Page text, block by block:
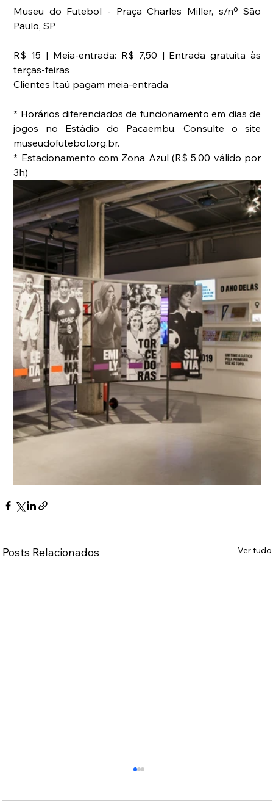
Museu do Futebol - Praça Charles Miller, s/nº São
Paulo, SP
R$ 15 | Meia-entrada: R$ 7,50 | Entrada gratuita às
terças-feiras
Clientes Itaú pagam meia-entrada
* Horários diferenciados de funcionamento em dias de
jogos no Estádio do Pacaembu. Consulte o site
museudofutebol.org.br.
* Estacionamento com Zona Azul (R$ 5,00 válido por
3h)
Posts Relacionados Ver tudo